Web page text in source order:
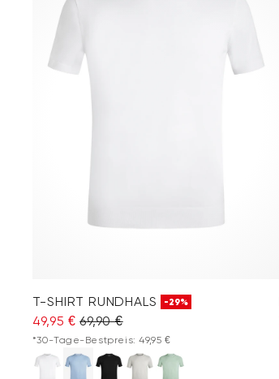
T-SHIRT RUNDHALS -29%
49,95 € 69,90 €
*30-Tage-Bestpreis: 49,95 €